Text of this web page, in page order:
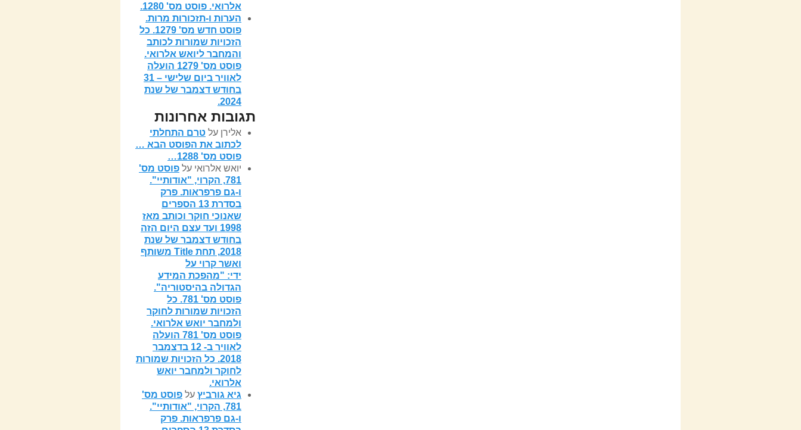
אלרואי. פוסט מס' 1280.
הערות ו-תזכורות מרות.
פוסט חדש מס' 1279. כל
הזכויות שמורות לכותב
והמחבר ליואש אלרואי.
פוסט מס' 1279 הועלה
לאוויר ביום שלישי – 31
בחודש דצמבר של שנת
2024.
תגובות אחרונות
אלירן על טרם התחלתי
לכתוב את הפוסט הבא …
פוסט מס' 1288…
יואש אלרואי על פוסט מס'
781, הקרוי, "אודותיי".
ו-גם פרפראות. פרק
בסדרת 13 הספרים
שאנוכי חוקר וכותב מאז
1998 ועד עצם היום הזה
בחודש דצמבר של שנת
2018, תחת Title משותף
ואשר קרוי על
ידי: "מהפכת המידע
הגדולה בהיסטוריה".
פוסט מס' 781. כל
הזכויות שמורות לחוקר
ולמחבר יואש אלרואי.
פוסט מס' 781 הועלה
לאוויר ב- 12 בדצמבר
2018. כל הזכויות שמורות
לחוקר ולמחבר יואש
אלרואי.
גיא גורביץ על פוסט מס'
781, הקרוי, "אודותיי".
ו-גם פרפראות. פרק